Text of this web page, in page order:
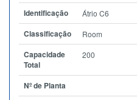
Identificação Átrio C6
Classificação Room
Capacidade
Total
200
Nº de Planta